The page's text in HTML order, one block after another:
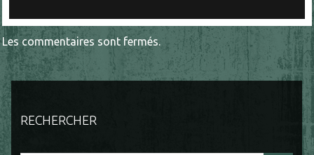
Les commentaires sont fermés.
RECHERCHER